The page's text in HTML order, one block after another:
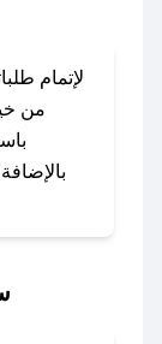
لا
في حال
مراسلتنا
لإتمام
من